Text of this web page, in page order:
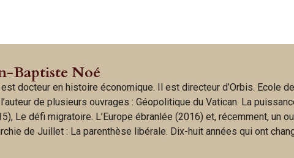
Baptiste Noé
docteur en histoire économique. Il est directeur d’Orbis. Ecole de
de plusieurs ouvrages : Géopolitique du Vatican. La
Le défi migratoire. L’Europe ébranlée (2016) et, récemment, un
de Juillet : La parenthèse libérale. Dix-huit années qui ont